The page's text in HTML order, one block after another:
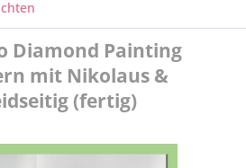
Diamond Painting
mit Nikolaus &
(fertig)